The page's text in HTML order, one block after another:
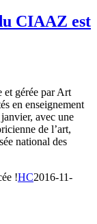
CIAAZ est
et gérée par Art
en enseignement
avec une
de l’art,
national des
!HC2016-11-